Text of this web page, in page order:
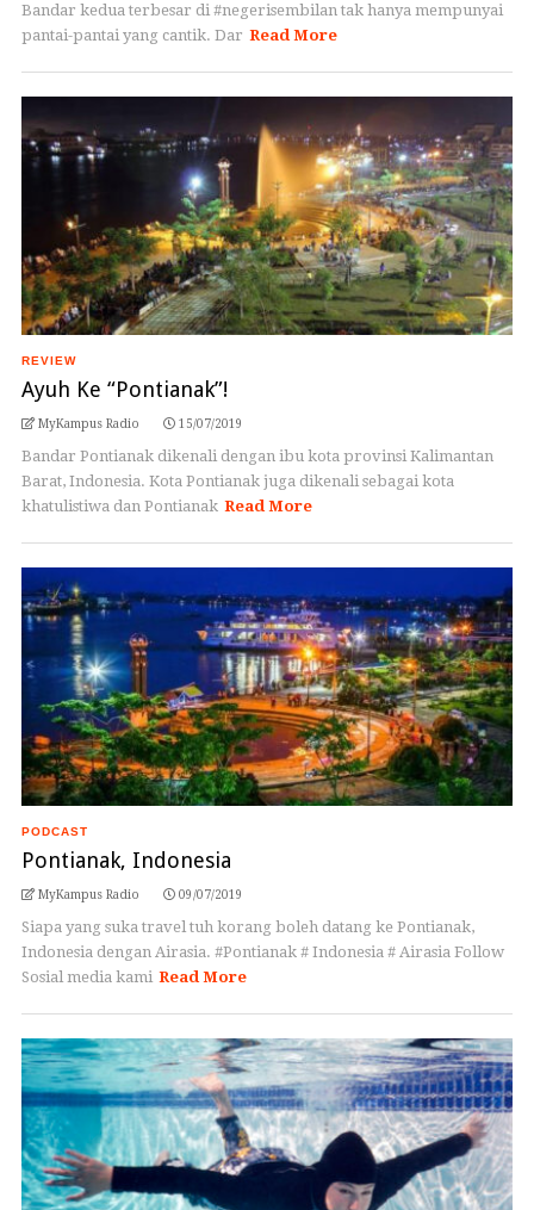
Bandar kedua terbesar di #negerisembilan tak hanya mempunyai
pantai-pantai yang cantik. Dar Read More
REVIEW
Ayuh Ke “Pontianak”!
MyKampus Radio 15/07/2019
Bandar Pontianak dikenali dengan ibu kota provinsi Kalimantan
Barat, Indonesia. Kota Pontianak juga dikenali sebagai kota
khatulistiwa dan Pontianak Read More
PODCAST
Pontianak, Indonesia
MyKampus Radio 09/07/2019
Siapa yang suka travel tuh korang boleh datang ke Pontianak,
Indonesia dengan Airasia. #Pontianak # Indonesia # Airasia Follow
Sosial media kami Read More